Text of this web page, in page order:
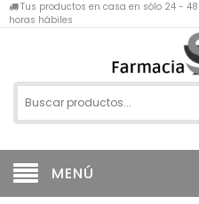
Tus productos en casa en sólo 24 - 48
horas hábiles
MENÚ